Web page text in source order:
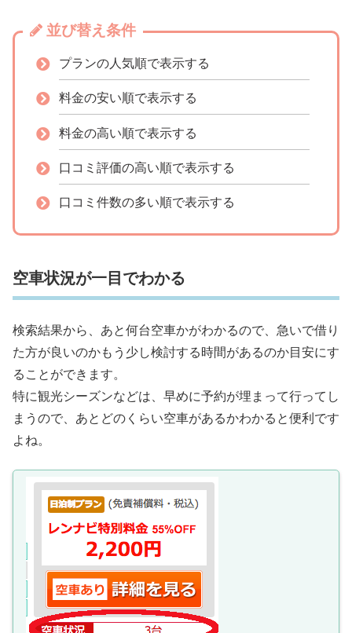
並び替え条件
プランの人気順で表示する
料金の安い順で表示する
料金の高い順で表示する
口コミ評価の高い順で表示する
口コミ件数の多い順で表示する
空車状況が一目でわかる
検索結果から、あと何台空車かがわかるので、急いで借り
た方が良いのかもう少し検討する時間があるのか目安にす
ることができます。
特に観光シーズンなどは、早めに予約が埋まって行ってし
まうので、あとどのくらい空車があるかわかると便利です
よね。